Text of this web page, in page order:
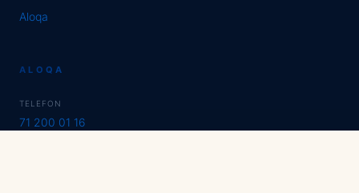
Aloqa
ALOQA
TELEFON
71 200 01 16